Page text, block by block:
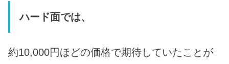
ハード面では、
約10,000円ほどの価格で期待していたことが